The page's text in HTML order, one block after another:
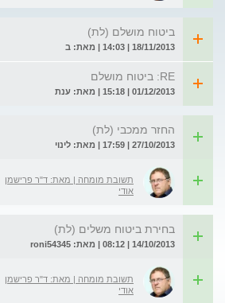
ביטוח מושלם (לת)
18/11/2013 | 14:03 | מאת: ב
RE: ביטוח מושלם
01/12/2013 | 15:18 | מאת: ענת
החזר ממכבי (לת)
27/10/2013 | 17:59 | מאת: לינוי
תשובת מומחה | מאת: ד"ר פרישמן
אודי
בחירת ביטוח משלים (לת)
14/10/2013 | 08:12 | מאת: roni54345
תשובת מומחה | מאת: ד"ר פרישמן
אודי